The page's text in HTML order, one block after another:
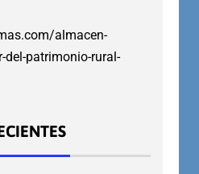
almacen-
del-patrimonio-rural-